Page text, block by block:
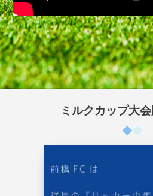
ミルクカップ大